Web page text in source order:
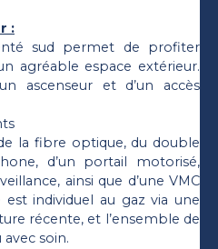
:
sud permet de profiter
agréable espace extérieur.
ascenseur et d’un accès
la fibre optique, du double
d’un portail motorisé,
ainsi que d’une VMC
individuel au gaz via une
récente, et l’ensemble de
soin.